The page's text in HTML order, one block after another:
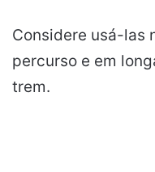
Considere usá-las
percurso e em
trem.